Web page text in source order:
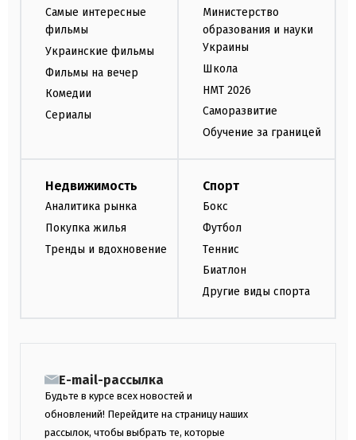
Самые интересные
фильмы
Украинские фильмы
Фильмы на вечер
Комедии
Сериалы
Министерство
образования и науки
Украины
Школа
НМТ 2026
Саморазвитие
Обучение за границей
Недвижимость
Аналитика рынка
Покупка жилья
Тренды и вдохновение
Спорт
Бокс
Футбол
Теннис
Биатлон
Другие виды спорта
E-mail-рассылка
Будьте в курсе всех новостей и
обновлений! Перейдите на страницу наших
рассылок, чтобы выбрать те, которые